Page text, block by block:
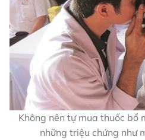
Không nên tự mua thuốc bổ
những triệu chứng như